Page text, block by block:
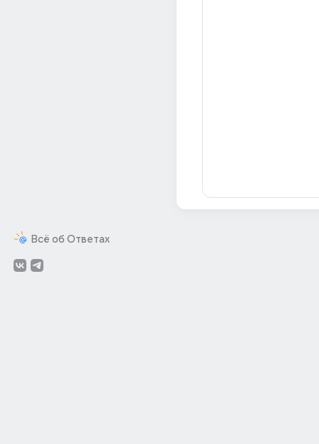
Всё об Ответах